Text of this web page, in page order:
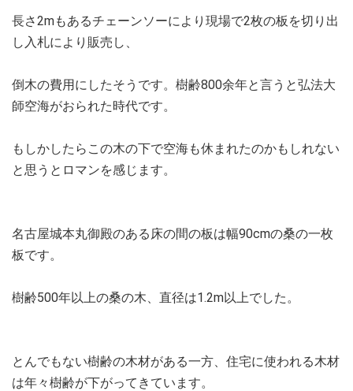
長さ2mもあるチェーンソーにより現場で2枚の板を切り出
し入札により販売し、
倒木の費用にしたそうです。樹齢800余年と言うと弘法大
師空海がおられた時代です。
もしかしたらこの木の下で空海も休まれたのかもしれない
と思うとロマンを感じます。
名古屋城本丸御殿のある床の間の板は幅90cmの桑の一枚
板です。
樹齢500年以上の桑の木、直径は1.2m以上でした。
とんでもない樹齢の木材がある一方、住宅に使われる木材
は年々樹齢が下がってきています。